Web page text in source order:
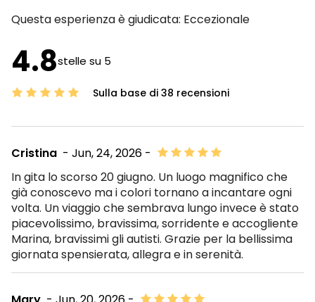
Questa esperienza è giudicata: Eccezionale
4.8stelle su 5
Sulla base di 38 recensioni
- Jun, 24, 2026 -
Cristina
In gita lo scorso 20 giugno. Un luogo magnifico che
già conoscevo ma i colori tornano a incantare ogni
volta. Un viaggio che sembrava lungo invece è stato
piacevolissimo, bravissima, sorridente e accogliente
Marina, bravissimi gli autisti. Grazie per la bellissima
giornata spensierata, allegra e in serenità.